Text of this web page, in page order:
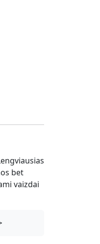
bet
vaizdai